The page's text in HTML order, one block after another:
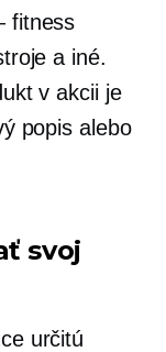
fitness
a iné.
v akcii je
popis alebo
svoj
určitú